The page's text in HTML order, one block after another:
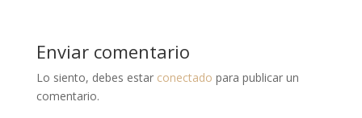
Enviar comentario
Lo siento, debes estar conectado para publicar un
comentario.